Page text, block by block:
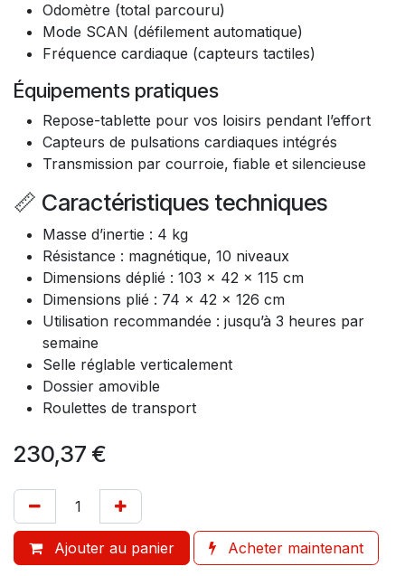
Odomètre (total parcouru)
Mode SCAN (défilement automatique)
Fréquence cardiaque (capteurs tactiles)
Équipements pratiques
Repose-tablette pour vos loisirs pendant l’effort
Capteurs de pulsations cardiaques intégrés
Transmission par courroie, fiable et silencieuse
📏 Caractéristiques techniques
Masse d’inertie : 4 kg
Résistance : magnétique, 10 niveaux
Dimensions déplié : 103 x 42 x 115 cm
Dimensions plié : 74 x 42 x 126 cm
Utilisation recommandée : jusqu’à 3 heures par
semaine
Selle réglable verticalement
Dossier amovible
Roulettes de transport
230,37 €
Ajouter au panier Acheter maintenant